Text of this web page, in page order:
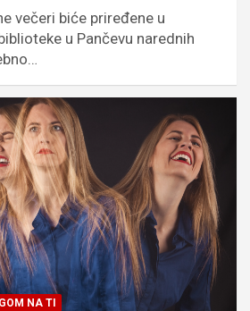
večeri biće priređene u
u Pančevu narednih
NA TI